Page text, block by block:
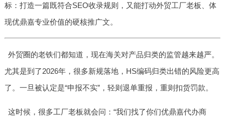
标：打造一篇既符合SEO收录规则，又能打动外贸工厂老板、体
现优鼎嘉专业价值的硬核推广文。
外贸圈的老铁们都知道，现在海关对产品归类的监管越来越严。
尤其是到了2026年，很多新规落地，HS编码归类出错的风险更高
了。一旦被认定是“申报不实”，轻则退单重报，重则扣货罚款。
这时候，很多工厂老板就会问：“我们找了你们优鼎嘉代办商